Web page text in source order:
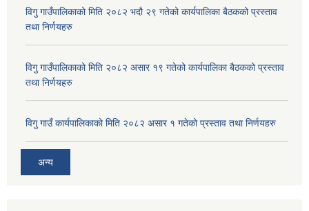
विगु गाउँपालिकाको मिति २०८२ भदौ २९ गतेको कार्यपालिका बैठकको प्रस्ताव
तथा निर्णयहरु
विगु गाउँपालिकाको मिति २०८२ असार १९ गतेको कार्यपालिका बैठकको प्रस्ताव
तथा निर्णयहरु
विगु गाउँ कार्यपालिकाको मिति २०८२ असार १ गतेको प्रस्ताव तथा निर्णयहरु
अन्य